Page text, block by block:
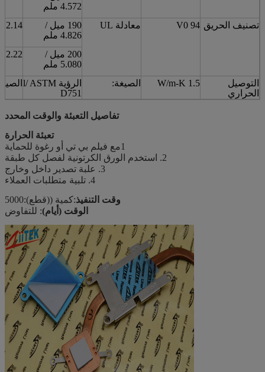
4.572 ملم
تصنيف الحريق 94 V0 معادلة UL
190 ميل /
4.826 ملم
2.14
200 ميل /
5.080 ملم
2.22
التوصيل
الحراري
1.5 W/m-K الصيغة:
الرؤية l/ ASTM
D751
تفاصيل التعبئة والوقت المحدد
تعبئة الحرارة
1مع فيلم بي تي أو رغوة للحماية
2. استخدم الورق الكرتونية لفصل كل طبقة
3. علبة تصدير داخل وخارج
4. تلبية متطلبات العملاء
وقت التنفيذ:كمية ((قطع):5000
الوقت (أيام): للتفاوض